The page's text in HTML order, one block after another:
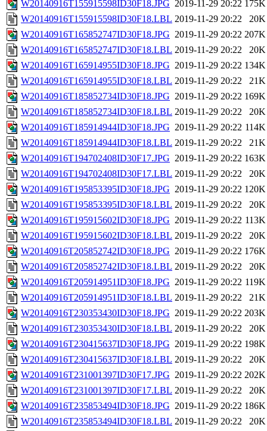
W20140916T155915598ID30F18.JPG 2019-11-29 20:22 175K
W20140916T155915598ID30F18.LBL 2019-11-29 20:22
20K
W20140916T165852747ID30F18.JPG 2019-11-29 20:22 207K
W20140916T165852747ID30F18.LBL 2019-11-29 20:22
20K
W20140916T165914955ID30F18.JPG 2019-11-29 20:22 134K
W20140916T165914955ID30F18.LBL 2019-11-29 20:22
21K
W20140916T185852734ID30F18.JPG 2019-11-29 20:22 169K
W20140916T185852734ID30F18.LBL 2019-11-29 20:22
20K
W20140916T185914944ID30F18.JPG 2019-11-29 20:22 114K
W20140916T185914944ID30F18.LBL 2019-11-29 20:22
21K
W20140916T194702408ID30F17.JPG 2019-11-29 20:22 163K
W20140916T194702408ID30F17.LBL 2019-11-29 20:22
20K
W20140916T195853395ID30F18.JPG 2019-11-29 20:22 120K
W20140916T195853395ID30F18.LBL 2019-11-29 20:22
20K
W20140916T195915602ID30F18.JPG 2019-11-29 20:22 113K
W20140916T195915602ID30F18.LBL 2019-11-29 20:22
20K
W20140916T205852742ID30F18.JPG 2019-11-29 20:22 176K
W20140916T205852742ID30F18.LBL 2019-11-29 20:22
20K
W20140916T205914951ID30F18.JPG 2019-11-29 20:22 119K
W20140916T205914951ID30F18.LBL 2019-11-29 20:22
21K
W20140916T230353430ID30F18.JPG 2019-11-29 20:22 203K
W20140916T230353430ID30F18.LBL 2019-11-29 20:22
20K
W20140916T230415637ID30F18.JPG 2019-11-29 20:22 198K
W20140916T230415637ID30F18.LBL 2019-11-29 20:22
20K
W20140916T231001397ID30F17.JPG 2019-11-29 20:22 202K
W20140916T231001397ID30F17.LBL 2019-11-29 20:22
20K
W20140916T235853494ID30F18.JPG 2019-11-29 20:22 186K
W20140916T235853494ID30F18.LBL 2019-11-29 20:22
20K